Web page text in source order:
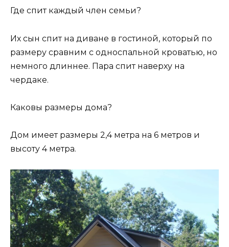
Где спит каждый член семьи?
Их сын спит на диване в гостиной, который по
размеру сравним с односпальной кроватью, но
немного длиннее. Пара спит наверху на
чердаке.
Каковы размеры дома?
Дом имеет размеры 2,4 метра на 6 метров и
высоту 4 метра.